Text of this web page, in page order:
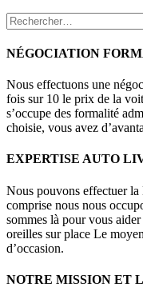
Rechercher :
NÉGOCIATION
Nous effectuons une
fois sur 10 le prix de la
s’occupe des formalité
choisie, vous avez
EXPERTISE AUTO
Nous pouvons effectuer
comprise nous nous
sommes là pour vous
oreilles sur place Le
d’occasion.
NOTRE MISSION ET